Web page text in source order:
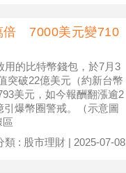
倍 7000美元變710
用的比特幣錢包，於7月3
突破22億美元（約新台幣
美元，如今報酬翻漲逾2
爆幣圈警戒。（示意圖
類 : 股市理財 | 2025-07-08